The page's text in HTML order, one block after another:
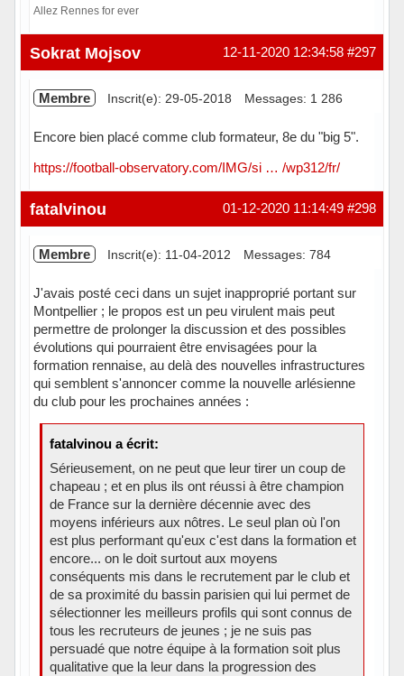
Allez Rennes for ever
Hors ligne #297
12-11-2020 12:34:58
Sokrat Mojsov
Membre Inscrit(e): 29-05-2018 Messages: 1 286
Encore bien placé comme club formateur, 8e du "big 5".
https://football-observatory.com/IMG/si … /wp312/fr/
Hors ligne #298
01-12-2020 11:14:49
fatalvinou
Membre Inscrit(e): 11-04-2012 Messages: 784
J'avais posté ceci dans un sujet inapproprié portant sur
Montpellier ; le propos est un peu virulent mais peut
permettre de prolonger la discussion et des possibles
évolutions qui pourraient être envisagées pour la
formation rennaise, au delà des nouvelles infrastructures
qui semblent s'annoncer comme la nouvelle arlésienne
du club pour les prochaines années :
fatalvinou a écrit:
Sérieusement, on ne peut que leur tirer un coup de
chapeau ; et en plus ils ont réussi à être champion
de France sur la dernière décennie avec des
moyens inférieurs aux nôtres. Le seul plan où l'on
est plus performant qu'eux c'est dans la formation et
encore... on le doit surtout aux moyens
conséquents mis dans le recrutement par le club et
de sa proximité du bassin parisien qui lui permet de
sélectionner les meilleurs profils qui sont connus de
tous les recruteurs de jeunes ; je ne suis pas
persuadé que notre équipe à la formation soit plus
qualitative que la leur dans la progression des